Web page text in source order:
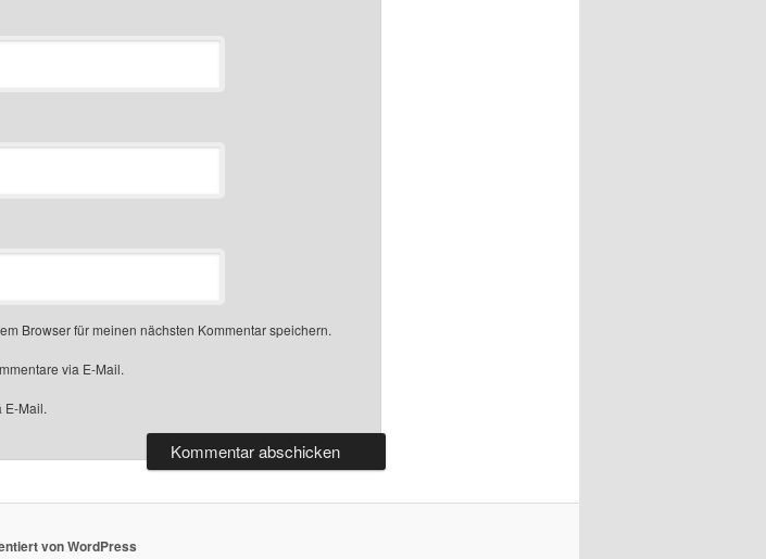
Browser für meinen nächsten Kommentar speichern.
via E-Mail.
E-Mail.
von WordPress